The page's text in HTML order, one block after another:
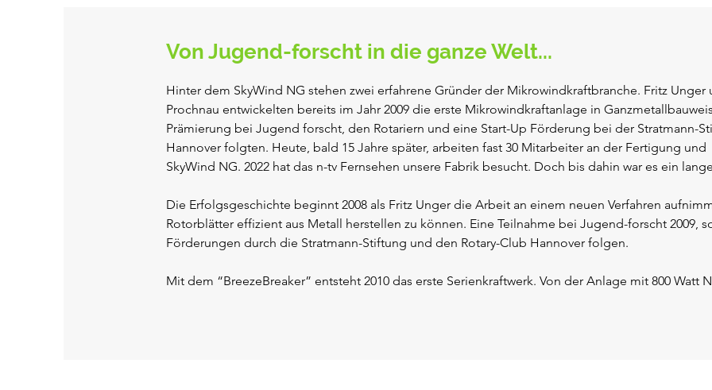
Von Jugend-forscht in die ganze Welt...
Hinter dem SkyWind NG stehen zwei erfahrene Gründer der Mikrowindkraftbranche. Fritz Unger
Prochnau entwickelten bereits im Jahr 2009 die erste Mikrowindkraftanlage in
Prämierung bei Jugend forscht, den Rotariern und eine Start-Up Förderung bei der Stratmann-
Hannover folgten. Heute, bald 15 Jahre später, arbeiten fast 30 Mitarbeiter an der Fertigung und
SkyWind NG. 2022 hat das n-tv Fernsehen unsere Fabrik besucht. Doch bis dahin war es ein
Die Erfolgsgeschichte beginnt 2008 als Fritz Unger die Arbeit an einem neuen Verfahren
Rotorblätter effizient aus Metall herstellen zu können. Eine Teilnahme bei Jugend-forscht 2009,
Förderungen durch die Stratmann-Stiftung und den Rotary-Club Hannover folgen.
Mit dem “BreezeBreaker” entsteht 2010 das erste Serienkraftwerk. Von der Anlage mit 800 Watt